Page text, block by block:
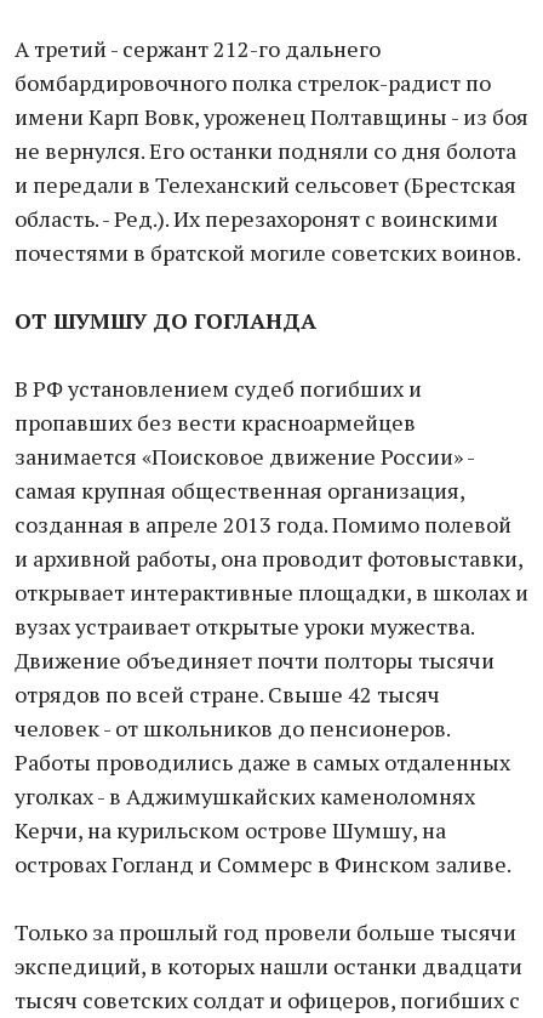
А третий - сержант 212-го дальнего
бомбардировочного полка стрелок-радист по
имени Карп Вовк, уроженец Полтавщины - из боя
не вернулся. Его останки подняли со дня болота
и передали в Телеханский сельсовет (Брестская
область. - Ред.). Их перезахоронят с воинскими
почестями в братской могиле советских воинов.
ОТ ШУМШУ ДО ГОГЛАНДА
В РФ установлением судеб погибших и
пропавших без вести красноармейцев
занимается «Поисковое движение России» -
самая крупная общественная организация,
созданная в апреле 2013 года. Помимо полевой
и архивной работы, она проводит фотовыставки,
открывает интерактивные площадки, в школах и
вузах устраивает открытые уроки мужества.
Движение объединяет почти полторы тысячи
отрядов по всей стране. Свыше 42 тысяч
человек - от школьников до пенсионеров.
Работы проводились даже в самых отдаленных
уголках - в Аджимушкайских каменоломнях
Керчи, на курильском острове Шумшу, на
островах Гогланд и Соммерс в Финском заливе.
Только за прошлый год провели больше тысячи
экспедиций, в которых нашли останки двадцати
тысяч советских солдат и офицеров, погибших с